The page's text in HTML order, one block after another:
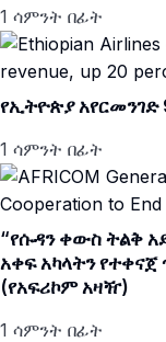
1 ሳምንት በፊት
የኢትዮጵያ
1 ሳምንት በፊት
“የሱዳን ቀውስ ትልቅ
አቀፍ አካላትን
(የአፍሪኮም አዛዥ)
1 ሳምንት በፊት